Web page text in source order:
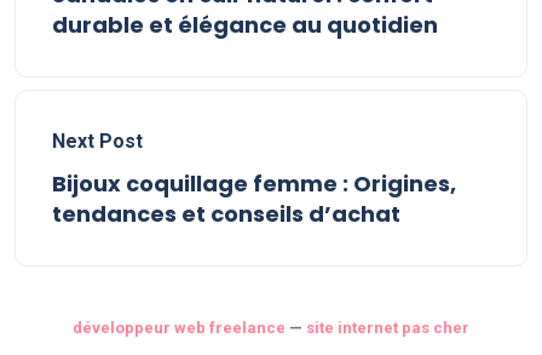
durable et élégance au quotidien
Next Post
Bijoux coquillage femme : Origines,
tendances et conseils d’achat
développeur web freelance — site internet pas cher